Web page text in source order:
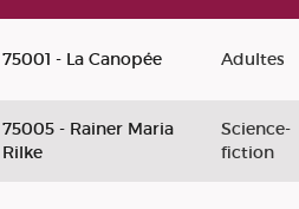
75001 - La Canopée Adultes
75005 - Rainer Maria
Rilke
Science-
fiction